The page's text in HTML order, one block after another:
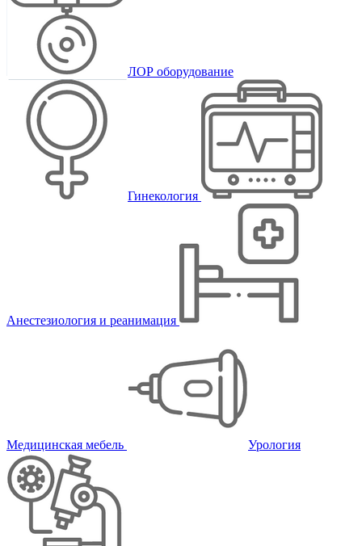
ЛОР оборудование
Гинекология
Анестезиология и реанимация
Медицинская мебель Урология